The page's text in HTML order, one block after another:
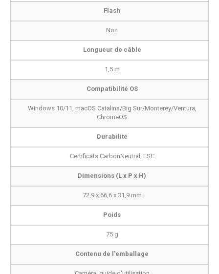
Flash
Non
Longueur de câble
1,5 m
Compatibilité OS
Windows 10/11, macOS Catalina/Big Sur/Monterey/Ventura,
ChromeOS
Durabilité
Certificats CarbonNeutral, FSC
Dimensions (L x P x H)
72,9 x 66,6 x 31,9 mm
Poids
75 g
Contenu de l'emballage